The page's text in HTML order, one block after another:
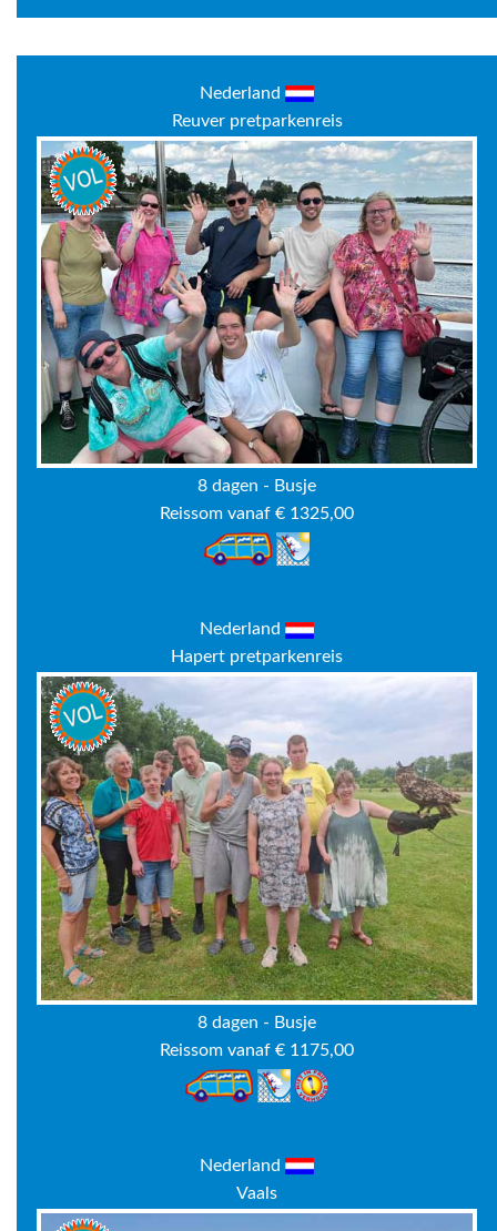
Nederland
Reuver pretparkenreis
8 dagen - Busje
Reissom vanaf € 1325,00
Nederland
Hapert pretparkenreis
8 dagen - Busje
Reissom vanaf € 1175,00
Nederland
Vaals